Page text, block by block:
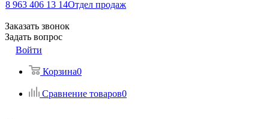
8 963 406 13 14Отдел продаж
Заказать звонок
Задать вопрос
Войти
Корзина0
Сравнение товаров0